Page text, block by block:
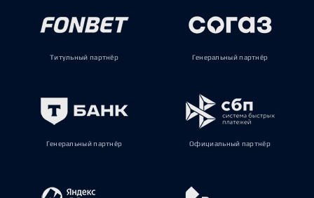
Титульный партнёр Генеральный партнёр
Генеральный партнёр Официальный партнёр